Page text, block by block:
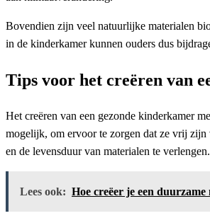
Bovendien zijn veel natuurlijke materialen
in de kinderkamer kunnen ouders dus
Tips voor het creëren van
Het creëren van een gezonde kinderkamer
mogelijk, om ervoor te zorgen dat ze vrij zijn
en de levensduur van materialen te verlengen.
Lees ook: Hoe creëer je een